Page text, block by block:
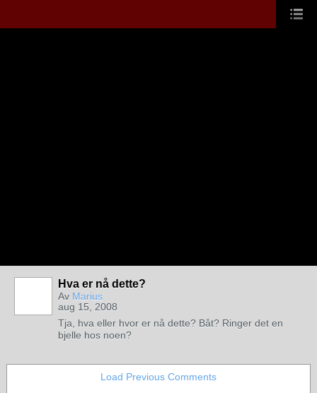
Hva er nå dette?
Av Marius
aug 15, 2008
Tja, hva eller hvor er nå dette? Båt? Ringer det en
bjelle hos noen?
Load Previous Comments